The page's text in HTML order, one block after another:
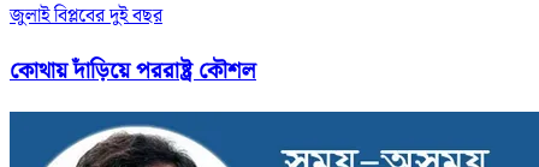
জুলাই বিপ্লবের দুই বছর
কোথায় দাঁড়িয়ে পররাষ্ট্র কৌশল